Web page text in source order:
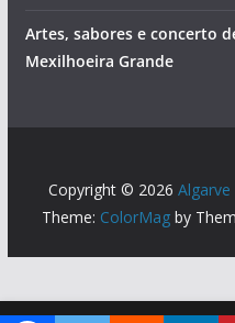
Artes, sabores e concerto
Mexilhoeira Grande
Copyright © 2026
Theme: ColorMagby